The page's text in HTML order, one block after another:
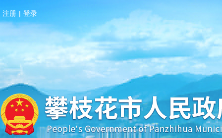
注册 | 登录